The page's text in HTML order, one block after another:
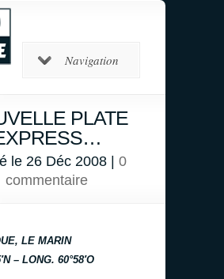
Navigation
PLATE
le 26 Déc 2008 | 0
commentaire
LE MARIN
– LONG. 60°58′O